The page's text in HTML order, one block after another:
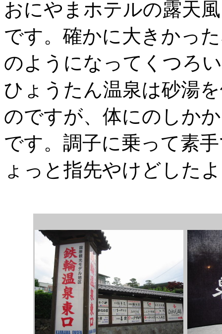
おにやまホテルの露天
です。確かに大きかっ
のようになってくつろ
ひょうたん温泉は砂湯
のですが、体にのしか
です。調子に乗って素
ょっと指先やけどした